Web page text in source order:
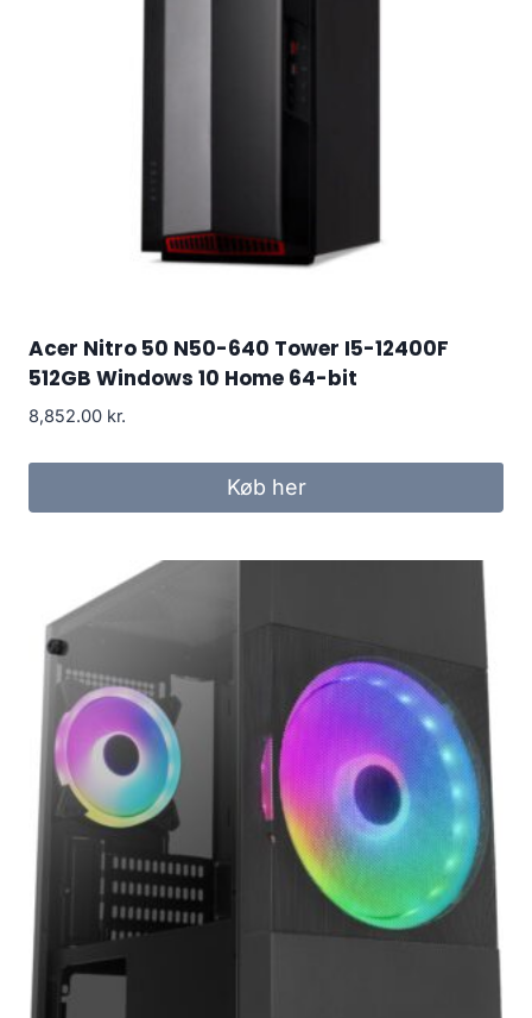
Acer Nitro 50 N50-640 Tower I5-12400F
512GB Windows 10 Home 64-bit
8,852.00 kr.
Køb her